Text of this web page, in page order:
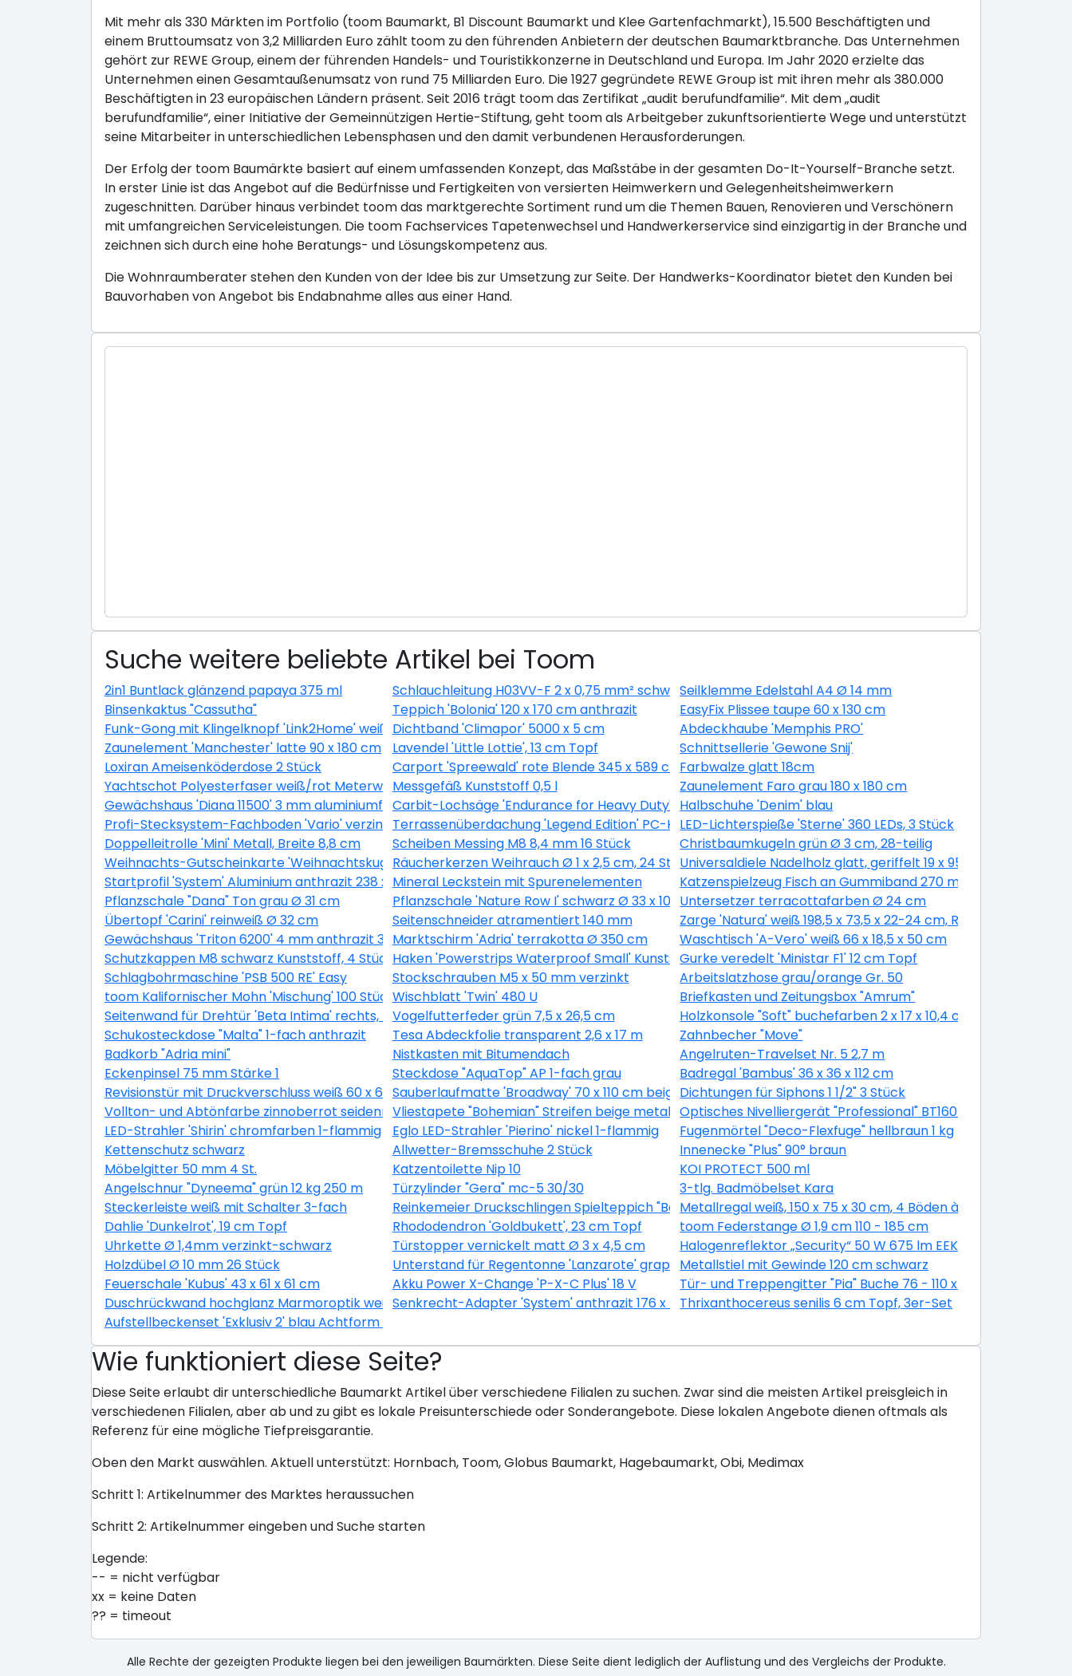
Mit mehr als 330 Märkten im Portfolio (toom Baumarkt, B1 Discount Baumarkt und Klee Gartenfachmarkt), 15.500 Beschäftigten und
einem Bruttoumsatz von 3,2 Milliarden Euro zählt toom zu den führenden Anbietern der deutschen Baumarktbranche. Das Unternehmen
gehört zur REWE Group, einem der führenden Handels- und Touristikkonzerne in Deutschland und Europa. Im Jahr 2020 erzielte das
Unternehmen einen Gesamtaußenumsatz von rund 75 Milliarden Euro. Die 1927 gegründete REWE Group ist mit ihren mehr als 380.000
Beschäftigten in 23 europäischen Ländern präsent. Seit 2016 trägt toom das Zertifikat „audit berufundfamilie“. Mit dem „audit
berufundfamilie“, einer Initiative der Gemeinnützigen Hertie-Stiftung, geht toom als Arbeitgeber zukunftsorientierte Wege und unterstützt
seine Mitarbeiter in unterschiedlichen Lebensphasen und den damit verbundenen Herausforderungen.
Der Erfolg der toom Baumärkte basiert auf einem umfassenden Konzept, das Maßstäbe in der gesamten Do-It-Yourself-Branche setzt.
In erster Linie ist das Angebot auf die Bedürfnisse und Fertigkeiten von versierten Heimwerkern und Gelegenheitsheimwerkern
zugeschnitten. Darüber hinaus verbindet toom das marktgerechte Sortiment rund um die Themen Bauen, Renovieren und Verschönern
mit umfangreichen Serviceleistungen. Die toom Fachservices Tapetenwechsel und Handwerkerservice sind einzigartig in der Branche und
zeichnen sich durch eine hohe Beratungs- und Lösungskompetenz aus.
Die Wohnraumberater stehen den Kunden von der Idee bis zur Umsetzung zur Seite. Der Handwerks-Koordinator bietet den Kunden bei
Bauvorhaben von Angebot bis Endabnahme alles aus einer Hand.
Suche weitere beliebte Artikel bei Toom
2in1 Buntlack glänzend papaya 375 ml Schlauchleitung H03VV-F 2 x 0,75 mm² schwarzSeilklemme Edelstahl A4 Ø 14 mm
Binsenkaktus "Cassutha"
Teppich 'Bolonia' 120 x 170 cm anthrazit
EasyFix Plissee taupe 60 x 130 cm
Funk-Gong mit Klingelknopf 'Link2Home' weiß Dichtband 'Climapor' 5000 x 5 cm
Abdeckhaube 'Memphis PRO'
Zaunelement 'Manchester' latte 90 x 180 cm
Lavendel 'Little Lottie', 13 cm Topf
Schnittsellerie 'Gewone Snij'
Loxiran Ameisenköderdose 2 Stück
Carport 'Spreewald' rote Blende 345 x 589 cm imprägniert
Farbwalze glatt 18cm
Yachtschot Polyesterfaser weiß/rot Meterware Ø 10 mmMessgefäß Kunststoff 0,5 l
Zaunelement Faro grau 180 x 180 cm
Gewächshaus 'Diana 11500' 3 mm aluminiumfarben 254 x 441 cmCarbit-Lochsäge 'Endurance for Heavy Duty' 35 mmHalbschuhe 'Denim' blau
Profi-Stecksystem-Fachboden 'Vario' verzinkt 50 x 120 cmTerrassenüberdachung 'Legend Edition' PC-Klar, weiß, 300 x 450 cmLED-Lichterspieße 'Sterne' 360 LEDs, 3 Stück
Doppelleitrolle 'Mini' Metall, Breite 8,8 cm
Scheiben Messing M8 8,4 mm 16 Stück
Christbaumkugeln grün Ø 3 cm, 28-teilig
Weihnachts-Gutscheinkarte 'Weihnachtskugel' geprägt mit Umschlag
Räucherkerzen Weihrauch Ø 1 x 2,5 cm, 24 StückUniversaldiele Nadelholz glatt, geriffelt 19 x 95 x 3000 mm
Startprofil 'System' Aluminium anthrazit 238 x 3 x 2 cmMineral Leckstein mit Spurenelementen
Katzenspielzeug Fisch an Gummiband 270 mm beige
Pflanzschale "Dana" Ton grau Ø 31 cm
Pflanzschale 'Nature Row I' schwarz Ø 33 x 10 cmUntersetzer terracottafarben Ø 24 cm
Übertopf 'Carini' reinweiß Ø 32 cm
Seitenschneider atramentiert 140 mm
Zarge 'Natura' weiß 198,5 x 73,5 x 22-24 cm, Rechtsanschlag
Gewächshaus 'Triton 6200' 4 mm anthrazit 315 x 190,4 cmMarktschirm 'Adria' terrakotta Ø 350 cm
Waschtisch 'A-Vero' weiß 66 x 18,5 x 50 cm
Schutzkappen M8 schwarz Kunststoff, 4 StückHaken 'Powerstrips Waterproof Small' Kunststoff weiß selbstklebend
Gurke veredelt 'Ministar F1' 12 cm Topf
Schlagbohrmaschine 'PSB 500 RE' Easy
Stockschrauben M5 x 50 mm verzinkt
Arbeitslatzhose grau/orange Gr. 50
toom Kalifornischer Mohn 'Mischung' 100 StückWischblatt 'Twin' 480 U
Briefkasten und Zeitungsbox "Amrum"
Seitenwand für Drehtür 'Beta Intima' rechts, mit Antikalkbeschichtung 80 x 190 cm titan
Vogelfutterfeder grün 7,5 x 26,5 cm
Holzkonsole "Soft" buchefarben 2 x 17 x 10,4 cm
Schukosteckdose "Malta" 1-fach anthrazit
Tesa Abdeckfolie transparent 2,6 x 17 m
Zahnbecher "Move"
Badkorb "Adria mini"
Nistkasten mit Bitumendach
Angelruten-Travelset Nr. 5 2,7 m
Eckenpinsel 75 mm Stärke 1
Steckdose "AquaTop" AP 1-fach grau
Badregal 'Bambus' 36 x 36 x 112 cm
Revisionstür mit Druckverschluss weiß 60 x 60 cmSauberlaufmatte 'Broadway' 70 x 110 cm beigeDichtungen für Siphons 1 1/2" 3 Stück
Vollton- und Abtönfarbe zinnoberrot seidenmatt 250 mlVliestapete "Bohemian" Streifen beige metallic 10,05 x 0,53 mOptisches Nivelliergerät "Professional" BT160 GR500 GOL 20 D
LED-Strahler 'Shirin' chromfarben 1-flammig
Eglo LED-Strahler 'Pierino' nickel 1-flammig
Fugenmörtel "Deco-Flexfuge" hellbraun 1 kg
Kettenschutz schwarz
Allwetter-Bremsschuhe 2 Stück
Innenecke "Plus" 90° braun
Möbelgitter 50 mm 4 St.
Katzentoilette Nip 10
KOI PROTECT 500 ml
Angelschnur "Dyneema" grün 12 kg 250 m
Türzylinder "Gera" mc-5 30/30
3-tlg. Badmöbelset Kara
Steckerleiste weiß mit Schalter 3-fach
Reinkemeier Druckschlingen Spielteppich "Benny", 5 mMetallregal weiß, 150 x 75 x 30 cm, 4 Böden à 50 kg
Dahlie 'Dunkelrot', 19 cm Topf
Rhododendron 'Goldbukett', 23 cm Topf
toom Federstange Ø 1,9 cm 110 - 185 cm
Uhrkette Ø 1,4mm verzinkt-schwarz
Türstopper vernickelt matt Ø 3 x 4,5 cm
Halogenreflektor „Security“ 50 W 675 lm EEK: B
Holzdübel Ø 10 mm 26 Stück
Unterstand für Regentonne 'Lanzarote' graphite grey 53 x 33 cmMetallstiel mit Gewinde 120 cm schwarz
Feuerschale 'Kubus' 43 x 61 x 61 cm
Akku Power X-Change 'P-X-C Plus' 18 V
Tür- und Treppengitter "Pia" Buche 76 - 110 x 71 cm
Duschrückwand hochglanz Marmoroptik weiß/grau 100 x 255 cmSenkrecht-Adapter 'System' anthrazit 176 x 4 x 6 cmThrixanthocereus senilis 6 cm Topf, 3er-Set
Aufstellbeckenset 'Exklusiv 2' blau Achtform 525 x 320 x 150 cm
Wie funktioniert diese Seite?
Diese Seite erlaubt dir unterschiedliche Baumarkt Artikel über verschiedene Filialen zu suchen. Zwar sind die meisten Artikel preisgleich in
verschiedenen Filialen, aber ab und zu gibt es lokale Preisunterschiede oder Sonderangebote. Diese lokalen Angebote dienen oftmals als
Referenz für eine mögliche Tiefpreisgarantie.
Oben den Markt auswählen. Aktuell unterstützt: Hornbach, Toom, Globus Baumarkt, Hagebaumarkt, Obi, Medimax
Schritt 1: Artikelnummer des Marktes heraussuchen
Schritt 2: Artikelnummer eingeben und Suche starten
Legende:
-- = nicht verfügbar
xx = keine Daten
?? = timeout
Alle Rechte der gezeigten Produkte liegen bei den jeweiligen Baumärkten. Diese Seite dient lediglich der Auflistung und des Vergleichs der Produkte.